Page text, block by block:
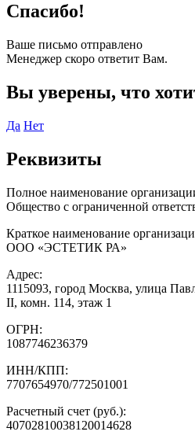
Спасибо!
Ваше письмо отправлено
Менеджер скоро ответит Вам.
Вы уверены, что
Да Нет
Реквизиты
Полное наименование
Общество с ограниченной
Краткое наименование
ООО «ЭСТЕТИК РА»
Адрес:
1115093, город Москва, улица
II, комн. 114, этаж 1
ОГРН:
1087746236379
ИНН/КПП:
7707654970/772501001
Расчетный счет (руб.):
40702810038120014628